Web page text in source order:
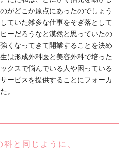
がどこか原点にあったのでしょう
ていた雑多な仕事をそぎ落として
ーだろうなと漠然と思っていたの
くなってきて開業することを決め
は形成外科医と美容外科で培った
クスで悩んでいる人や困っている
ービスを提供することにフォーカ
。
と同じように、